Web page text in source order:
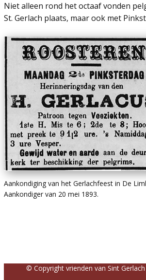
Niet alleen rond het octaaf vonden
St. Gerlach plaats, maar ook met
Aankondiging van het Gerlachfeest in De
Aankondiger van 20 mei 1893.
© Copyright vrienden van Sint Gerlach